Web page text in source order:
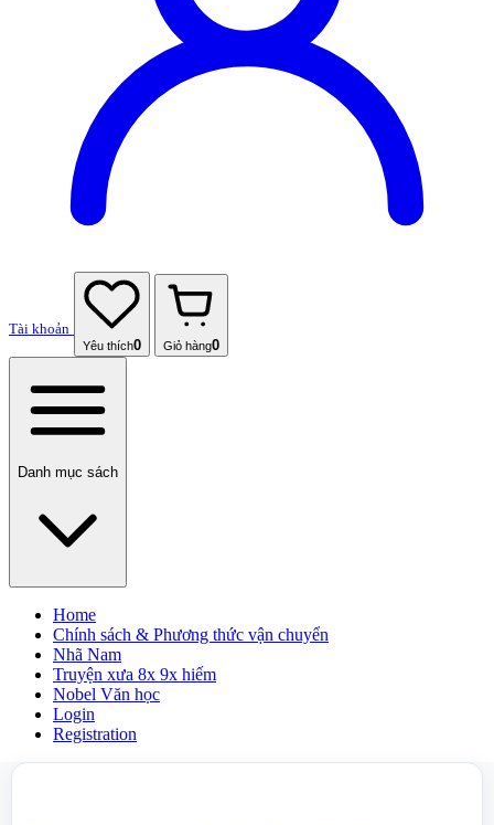
Tài khoản
Yêu thích0 Giỏ hàng0
Danh mục sách
Home
Chính sách & Phương thức vận chuyển
Nhã Nam
Truyện xưa 8x 9x hiếm
Nobel Văn học
Login
Registration